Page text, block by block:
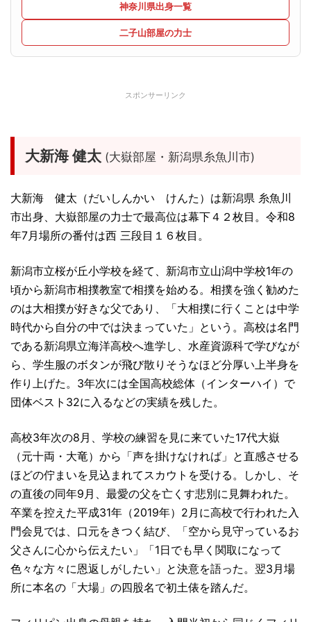
神奈川県出身一覧
二子山部屋の力士
スポンサーリンク
大新海 健太 (大嶽部屋・新潟県糸魚川市)
大新海 健太（だいしんかい けんた）は新潟県 糸魚川
市出身、大嶽部屋の力士で最高位は幕下４２枚目。令和8
年7月場所の番付は西 三段目１６枚目。
新潟市立桜が丘小学校を経て、新潟市立山潟中学校1年の
頃から新潟市相撲教室で相撲を始める。相撲を強く勧めた
のは大相撲が好きな父であり、「大相撲に行くことは中学
時代から自分の中では決まっていた」という。高校は名門
である新潟県立海洋高校へ進学し、水産資源科で学びなが
ら、学生服のボタンが飛び散りそうなほど分厚い上半身を
作り上げた。3年次には全国高校総体（インターハイ）で
団体ベスト32に入るなどの実績を残した。
高校3年次の8月、学校の練習を見に来ていた17代大嶽
（元十両・大竜）から「声を掛けなければ」と直感させる
ほどの佇まいを見込まれてスカウトを受ける。しかし、そ
の直後の同年9月、最愛の父を亡くす悲別に見舞われた。
卒業を控えた平成31年（2019年）2月に高校で行われた入
門会見では、口元をきつく結び、「空から見守っているお
父さんに心から伝えたい」「1日でも早く関取になって
色々な方々に恩返しがしたい」と決意を語った。翌3月場
所に本名の「大場」の四股名で初土俵を踏んだ。